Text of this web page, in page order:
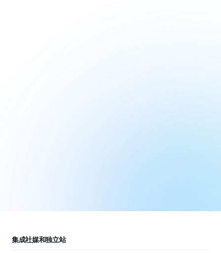
集成社媒和独立站